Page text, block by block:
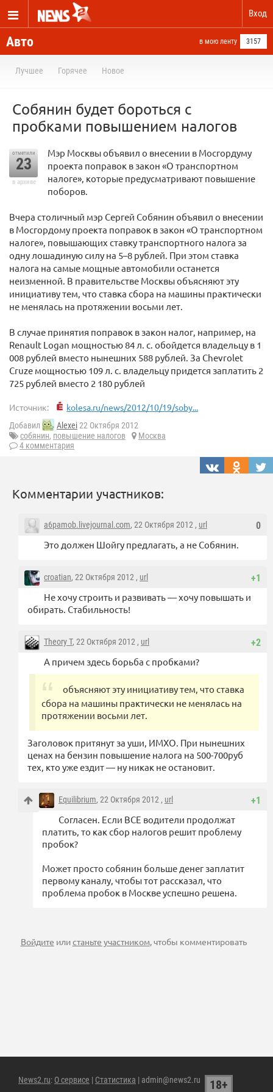
Вход
Авто в мою ленту 3157
Лучшее Горячее Новое
Собянин будет бороться с
пробками повышением налогов
отметили
23
в архиве
Мэр Москвы объявил о внесении в Мосгордуму
проекта поправок в закон «О транспортном
налоге», которые предусматривают повышение
поборов.
Вчера столичный мэр Сергей Собянин объявил о внесении
в Мосгордому проекта поправок в закон «О транспортном
налоге», повышающих ставку транспортного налога за
одну лошадиную силу на 5–8 рублей. При этом ставка
налога на самые мощные автомобили останется
неизменной. В правительстве Москвы объясняют эту
инициативу тем, что ставка сбора на машины практически
не менялась на протяжении восьми лет.
В случае принятия поправок в закон налог, например, на
Renault Logan мощностью 84 л. с. обойдется владельцу в 1
008 рублей вместо нынешних 588 рублей. За Chevrolet
Cruze мощностью 109 л. с. владельцу придется заплатить 2
725 рублей вместо 2 180 рублей
Источник: kolesa.ru/news/2012/10/19/soby...
Добавил Alexei22 Октября 2012
собянин, повышение налогов
Москва
4 комментария
Комментарии участников:
0
a6pamob.livejournal.com, 22 Октября 2012 , url
Это должен Шойгу предлагать, а не Собянин.
+1
croatian, 22 Октября 2012 , url
Не хочу строить и развивать — хочу повышать и
обирать. Стабильность!
+2
Theory T, 22 Октября 2012 , url
А причем здесь борьба с пробками?
объясняют эту инициативу тем, что ставка
сбора на машины практически не менялась на
протяжении восьми лет.
Заголовок притянут за уши, ИМХО. При нынешних
ценах на бензин повышение налога на 500-700руб
тех, кто уже ездит — ну никак не остановит.
+1
Equilibrium, 22 Октября 2012 , url
Согласен. Если ВСЕ водители продолжат
платить, то как сбор налогов решит проблему
пробок?
Может просто собянин больше денег заплатит
первому каналу, чтобы тот рассказал, что
проблема пробок в Москве успешно решена.
Войдите илистаньте участником, чтобы комментировать
News2.ru: О сервисе | Статистика | admin@news2.ru 18+